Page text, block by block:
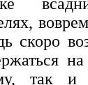
скоро
так и